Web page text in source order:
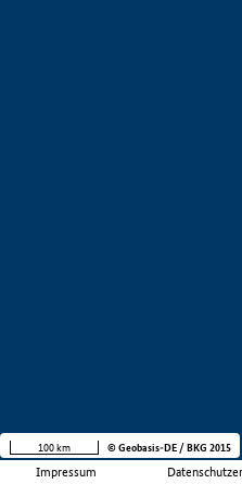
Impressum
100 km © Geobasis-DE / BKG 2015